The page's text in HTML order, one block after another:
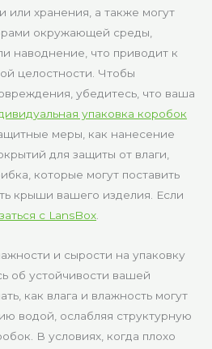
или хранения, а также могут
окружающей среды,
наводнение, что приводит к
целостности. Чтобы
убедитесь, что ваша
упаковка коробок
меры, как нанесение
для защиты от влаги,
которые могут поставить
крыши вашего изделия. Если
с LansBox.
и сырости на упаковку
об устойчивости вашей
как влага и влажность могут
водой, ослабляя структурную
В условиях, когда плохо